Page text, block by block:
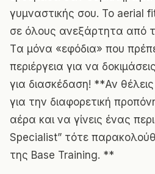
γυμναστικής σου. To aerial
σε όλους ανεξάρτητα από
Tα μόνα «εφόδια» που
περιέργεια για να
για διασκέδαση! **Αν
για την διαφορετική
αέρα και να γίνεις ένας
Specialist” τότε
της Base Training. **